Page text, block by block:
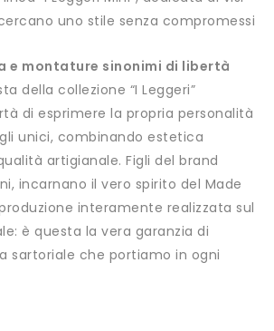
uno stile senza compromessi
e montature sinonimi di libertà
della collezione “I Leggeri”
di esprimere la propria personalità
unici, combinando estetica
artigianale. Figli del brand
incarnano il vero spirito del Made
interamente realizzata sul
è questa la vera garanzia di
sartoriale che portiamo in ogni